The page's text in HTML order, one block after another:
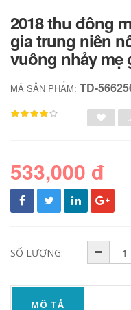
2018 thu đông
gia trung niên
vuông nhảy mẹ
MÃ SẢN PHẨM: TD-
533,000 đ
SỐ LƯỢNG:
MÔ TẢ